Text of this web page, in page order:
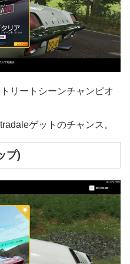
リートシーンチャンピオ
ゲットのチャンス。
プ)